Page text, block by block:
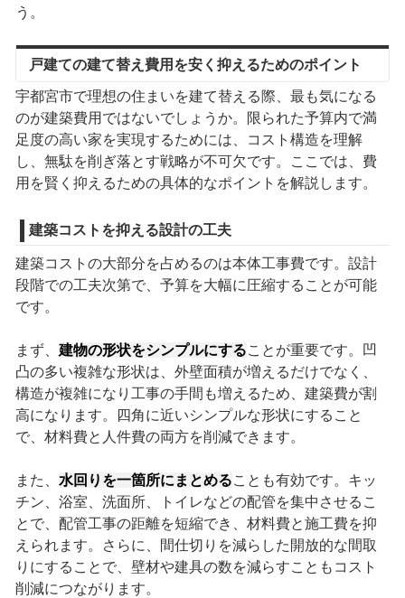
う。
戸建ての建て替え費用を安く抑えるためのポイント
宇都宮市で理想の住まいを建て替える際、最も気になる
のが建築費用ではないでしょうか。限られた予算内で満
足度の高い家を実現するためには、コスト構造を理解
し、無駄を削ぎ落とす戦略が不可欠です。ここでは、費
用を賢く抑えるための具体的なポイントを解説します。
建築コストを抑える設計の工夫
建築コストの大部分を占めるのは本体工事費です。設計
段階での工夫次第で、予算を大幅に圧縮することが可能
です。
まず、 建物の形状をシンプルにすることが重要です。凹
凸の多い複雑な形状は、外壁面積が増えるだけでなく、
構造が複雑になり工事の手間も増えるため、建築費が割
高になります。四角に近いシンプルな形状にすること
で、材料費と人件費の両方を削減できます。
また、 水回りを一箇所にまとめることも有効です。キッ
チン、浴室、洗面所、トイレなどの配管を集中させるこ
とで、配管工事の距離を短縮でき、材料費と施工費を抑
えられます。さらに、間仕切りを減らした開放的な間取
りにすることで、壁材や建具の数を減らすこともコスト
削減につながります。